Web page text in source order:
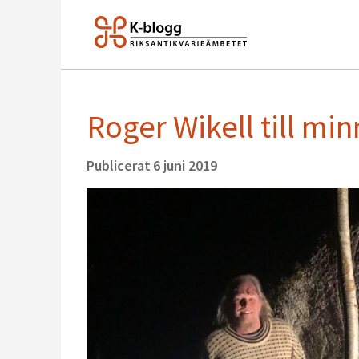
Roger Wikell till
Publicerat 6 juni 2019